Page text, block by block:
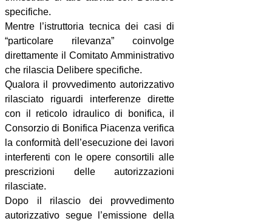
specifiche.
Mentre l’istruttoria tecnica dei casi di
“particolare rilevanza” coinvolge
direttamente il Comitato Amministrativo
che rilascia Delibere specifiche.
Qualora il provvedimento autorizzativo
rilasciato riguardi interferenze dirette
con il reticolo idraulico di bonifica, il
Consorzio di Bonifica Piacenza verifica
la conformità dell’esecuzione dei lavori
interferenti con le opere consortili alle
prescrizioni delle autorizzazioni
rilasciate.
Dopo il rilascio dei provvedimento
autorizzativo segue l’emissione della